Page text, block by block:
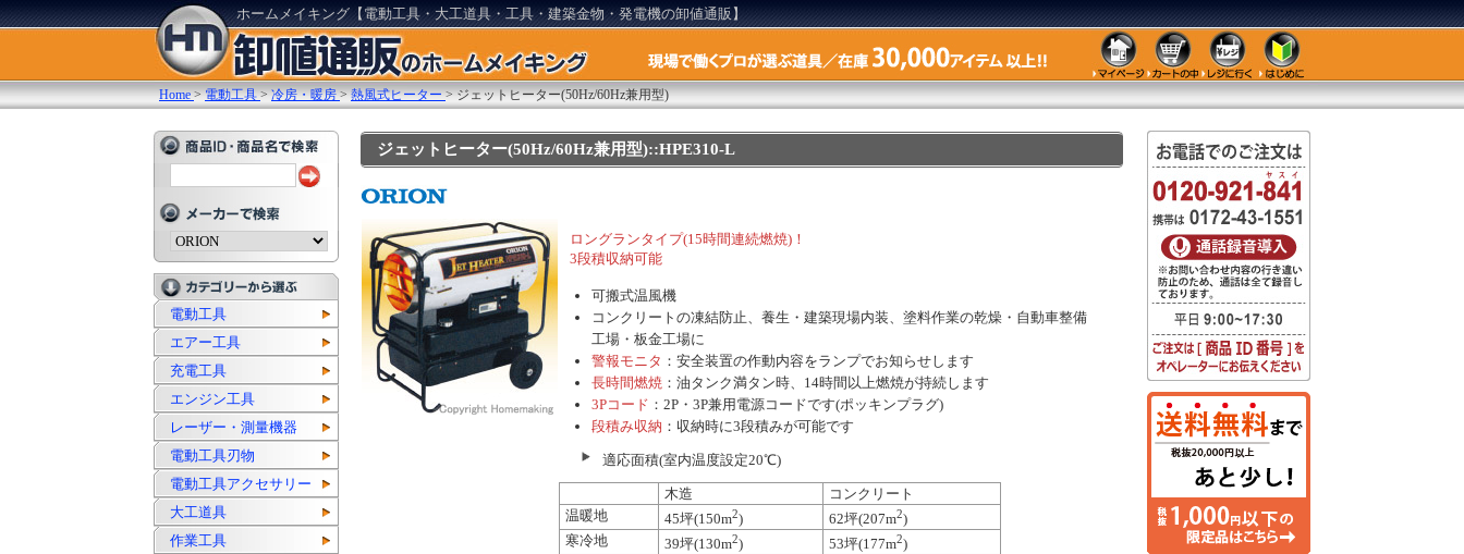
ホームメイキング【電動工具・大工道具・工具・建築金物・発電機の卸値通販】
Home >電動工具 >冷房・暖房 >熱風式ヒーター >ジェットヒーター(50Hz/60Hz兼用型)
電動工具
エアー工具
充電工具
エンジン工具
レーザー・測量機器
電動工具刃物
電動工具アクセサリー
大工道具
作業工具
ジェットヒーター(50Hz/60Hz兼用型)::HPE310-L
ロングランタイプ(15時間連続燃焼)！
3段積収納可能
可搬式温風機
コンクリートの凍結防止、養生・建築現場内装、塗料作業の乾燥・自動車整備
工場・板金工場に
警報モニタ ：安全装置の作動内容をランプでお知らせします
長時間燃焼 ：油タンク満タン時、14時間以上燃焼が持続します
3Pコード ：2P・3P兼用電源コードです(ポッキンプラグ)
段積み収納 ：収納時に3段積みが可能です
適応面積(室内温度設定20℃)
木造
コンクリート
温暖地
45坪(150m2) 62坪(207m2)
寒冷地
39坪(130m2) 53坪(177m2)